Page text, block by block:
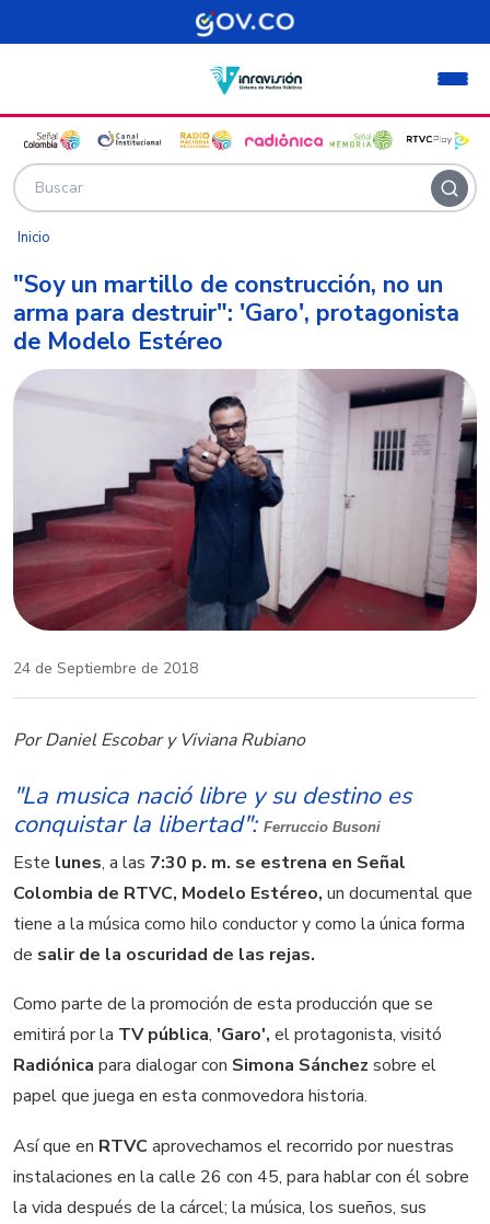
Pasar al contenido principal
Inicio
"Soy un martillo de construcción, no un
arma para destruir": 'Garo', protagonista
de Modelo Estéreo
24 de Septiembre de 2018
Por Daniel Escobar y Viviana Rubiano
"La musica nació libre y su destino es
conquistar la libertad": Ferruccio Busoni
Este lunes, a las 7:30 p. m. se estrena en Señal
Colombia de RTVC, Modelo Estéreo, un documental que
tiene a la música como hilo conductor y como la única forma
de salir de la oscuridad de las rejas.
Como parte de la promoción de esta producción que se
emitirá por la TV pública, 'Garo', el protagonista, visitó
Radiónica para dialogar con Simona Sánchez sobre el
papel que juega en esta conmovedora historia.
Así que en RTVC aprovechamos el recorrido por nuestras
instalaciones en la calle 26 con 45, para hablar con él sobre
la vida después de la cárcel; la música, los sueños, sus